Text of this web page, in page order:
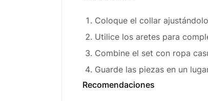
Coloque el collar
Utilice los aretes para
Combine el set con ropa
Guarde las piezas en un
Recomendaciones